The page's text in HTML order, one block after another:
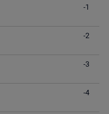
-1
-2
-3
-4